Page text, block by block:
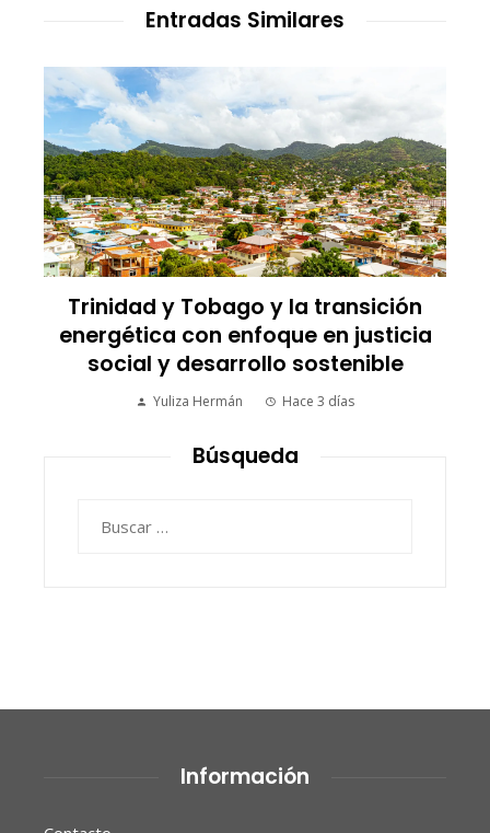
Entradas Similares
Trinidad y Tobago y la transición
energética con enfoque en justicia
social y desarrollo sostenible
Yuliza Hermán Hace 3 días
Búsqueda
Información